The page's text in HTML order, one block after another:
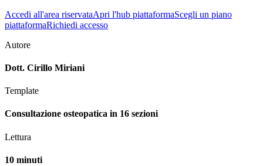
Accedi all'area riservataApri l'hub piattaformaScegli un piano
piattaformaRichiedi accesso
Autore
Dott. Cirillo Miriani
Template
Consultazione osteopatica in 16 sezioni
Lettura
10 minuti